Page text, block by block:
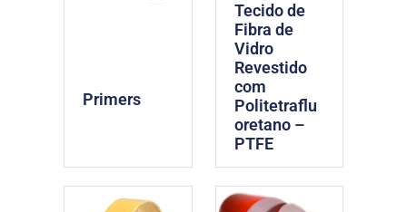
Primers
Tecido de
Fibra de
Vidro
Revestido
com
Politetraflu
oretano –
PTFE